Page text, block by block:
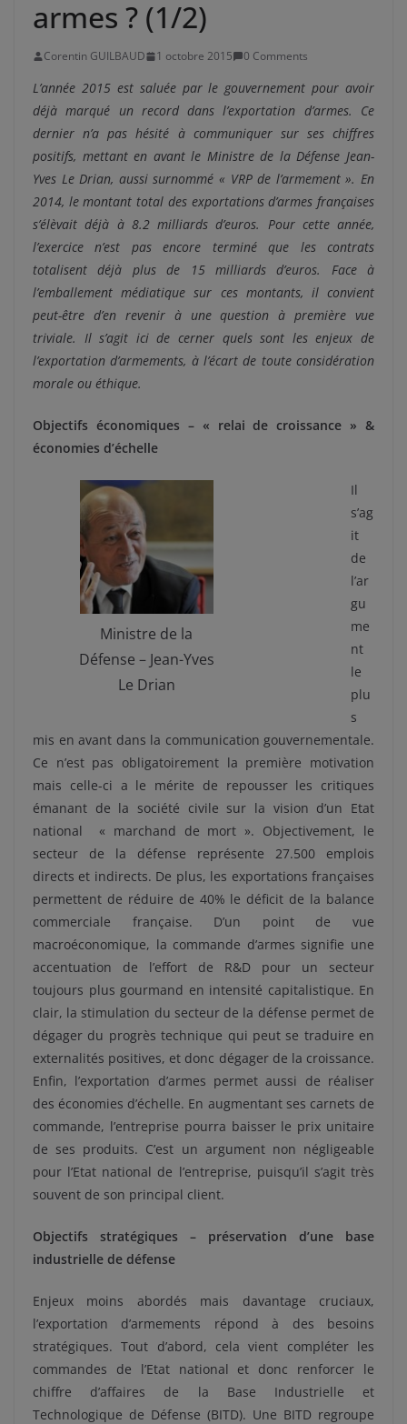
armes ? (1/2)
Corentin GUILBAUD 1 octobre 2015 0 Comments
L’année 2015 est saluée par le gouvernement pour avoir
déjà marqué un record dans l’exportation d’armes. Ce
dernier n’a pas hésité à communiquer sur ses chiffres
positifs, mettant en avant le Ministre de la Défense Jean-
Yves Le Drian, aussi surnommé « VRP de l’armement ». En
2014, le montant total des exportations d’armes françaises
s’élèvait déjà à 8.2 milliards d’euros. Pour cette année,
l’exercice n’est pas encore terminé que les contrats
totalisent déjà plus de 15 milliards d’euros. Face à
l’emballement médiatique sur ces montants, il convient
peut-être d’en revenir à une question à première vue
triviale. Il s’agit ici de cerner quels sont les enjeux de
l’exportation d’armements, à l’écart de toute considération
morale ou éthique.
Objectifs économiques – « relai de croissance » &
économies d’échelle
Ministre de la
Défense – Jean-Yves
Le Drian
Il
s’ag
it
de
l’ar
gu
me
nt
le
plu
s
mis en avant dans la communication gouvernementale.
Ce n’est pas obligatoirement la première motivation
mais celle-ci a le mérite de repousser les critiques
émanant de la société civile sur la vision d’un Etat
national « marchand de mort ». Objectivement, le
secteur de la défense représente 27.500 emplois
directs et indirects. De plus, les exportations françaises
permettent de réduire de 40% le déficit de la balance
commerciale française. D’un point de vue
macroéconomique, la commande d’armes signifie une
accentuation de l’effort de R&D pour un secteur
toujours plus gourmand en intensité capitalistique. En
clair, la stimulation du secteur de la défense permet de
dégager du progrès technique qui peut se traduire en
externalités positives, et donc dégager de la croissance.
Enfin, l’exportation d’armes permet aussi de réaliser
des économies d’échelle. En augmentant ses carnets de
commande, l’entreprise pourra baisser le prix unitaire
de ses produits. C’est un argument non négligeable
pour l’Etat national de l’entreprise, puisqu’il s’agit très
souvent de son principal client.
Objectifs stratégiques – préservation d’une base
industrielle de défense
Enjeux moins abordés mais davantage cruciaux,
l’exportation d’armements répond à des besoins
stratégiques. Tout d’abord, cela vient compléter les
commandes de l’Etat national et donc renforcer le
chiffre d’affaires de la Base Industrielle et
Technologique de Défense (BITD). Une BITD regroupe